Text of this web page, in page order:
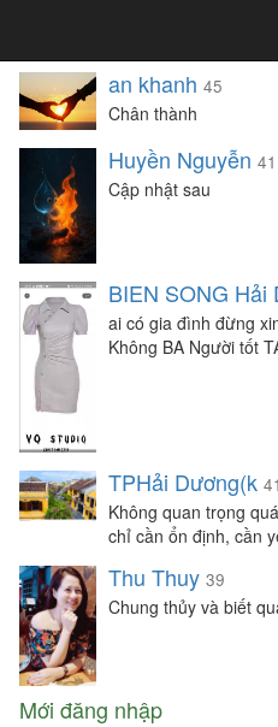
an khanh 45
Chân thành
Huyền Nguyễn 41
Cập nhật sau
BIEN SONG Hải
ai có gia đình đừng
Không BA Người tốt
TPHải Dương(k 41
Không quan trọng
chỉ cần ổn định, cần
Thu Thuy 39
Chung thủy và biết
Mới đăng nhập